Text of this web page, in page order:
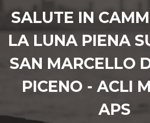
SALUTE IN
LA LUNA PIENA
SAN MARCELLO
PICENO - ACLI
APS